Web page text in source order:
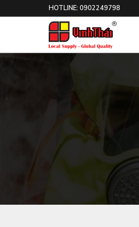
HOTLINE: 0902249798